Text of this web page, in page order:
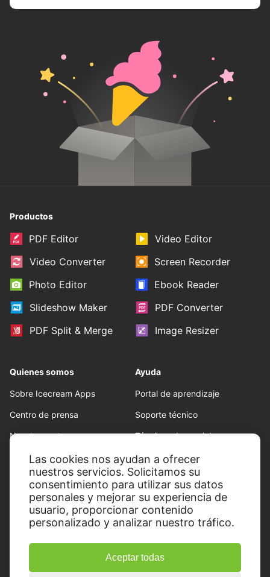
Las cookies nos ayudan a ofrecer
nuestros servicios. Solicitamos su
consentimiento para utilizar sus datos
personales y mejorar su experiencia de
usuario, proporcionar contenido
personalizado y analizar nuestro tráfico.
Aceptar todas
© 2014-2026, Icecream Apps.
Todos los derechos reservados
Productos
PDF Editor
Video Editor
Video Converter
Screen Recorder
Photo Editor
Ebook Reader
Slideshow Maker
PDF Converter
PDF Split & Merge
Image Resizer
Quienes somos
Sobre Icecream Apps
Centro de prensa
Nuestros autores
Colaboración
Ayuda
Portal de aprendizaje
Soporte técnico
Términos de servicio
Politica de reembolso
Conditions d'utilisation